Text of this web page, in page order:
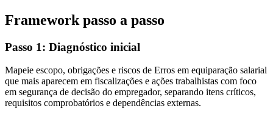
Framework passo a passo
Passo 1: Diagnóstico inicial
Mapeie escopo, obrigações e riscos de Erros em equiparação salarial
que mais aparecem em fiscalizações e ações trabalhistas com foco
em segurança de decisão do empregador, separando itens críticos,
requisitos comprobatórios e dependências externas.